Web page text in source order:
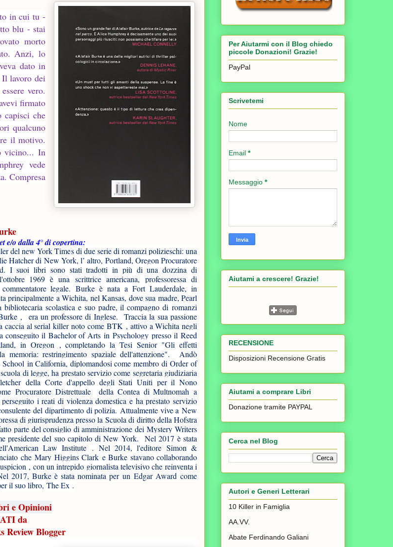
in cui tu -
blu - stai
morto
Anzi, lo
dato in
lavoro dei
vero.
firmato
capisci che
qualcuno
il motivo.
vicino... In
vede
Compresa
e/o dalla 4° di copertina:
del new York Times di due serie di romanzi polizieschi: una
Hatcher di New York, l’ altro, Portland, Oregon Procuratore
I suoi libri sono stati tradotti in più di una dozzina di
1969 è una scrittrice americana, professoressa di
commentatore legale. Burke è nata a Fort Lauderdale, in
principalmente a Wichita, nel Kansas, dove sua madre, Pearl
scolastica e suo padre, il compagno di romanzi
, era un professore di Inglese. Traccia la sua passione
caccia al serial killer noto come BTK , attivo a Wichita negli
conseguito il Bachelor of Arts in Psychology presso il Reed
in Oregon , completando la Tesi Senior "Gli effetti
memoria: restringimento spaziale dell'attenzione". Andò
in California, diplomandosi come membro di Order of
di legge, ha prestato servizio come segretaria giudiziaria
della Corte d'appello degli Stati Uniti per il Nono
Procuratore Distrettuale della Contea di Multnomah a
i reati di violenza domestica e ha prestato servizio
del dipartimento di polizia. Attualmente vive a New
di giurisprudenza presso la Scuola di diritto della Hofstra
parte del consiglio di amministrazione dei Mystery Writers
presidente del suo capitolo di New York. Nel 2017 è stata
Law Institute . Nel 2014, l'editore Simon &
che Mary Higgins Clark e Burke stavano collaborando
, con un intrepido giornalista televisivo che reinventa i
2017, Burke è stata nominata per un Edgar Award come
il suo libro, The Ex .
e Opinioni
da
Review Blogger
Per Aiutarmi con il Blog chiedo
piccole Donazioni! Grazie!
PayPal
Scrivetemi
Nome
Email *
Messaggio *
Aiutami a crescere! Grazie!
RECENSIONE
Disposizioni Recensione Gratis
Aiutami a comprare Libri
Donazione tramite PAYPAL
Cerca nel Blog
Autori e Generi Letterari
10 Killer in Famiglia
AA.VV.
Abate Ferdinando Galiani